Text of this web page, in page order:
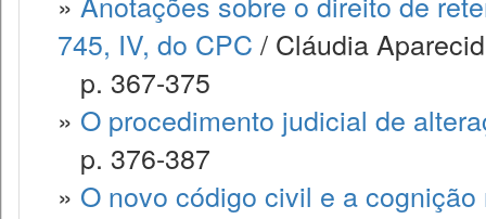
745, IV, do CPC / Cláudia
p. 367-375
» O procedimento judicial de
p. 376-387
» O novo código civil e a